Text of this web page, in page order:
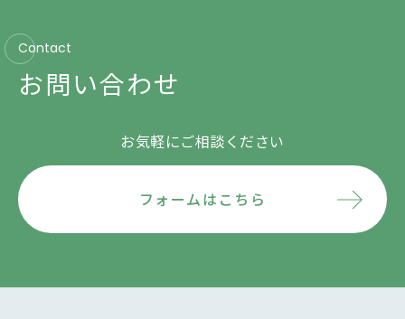
Contact
お問い合わせ
お気軽にご相談ください
フォームはこちら